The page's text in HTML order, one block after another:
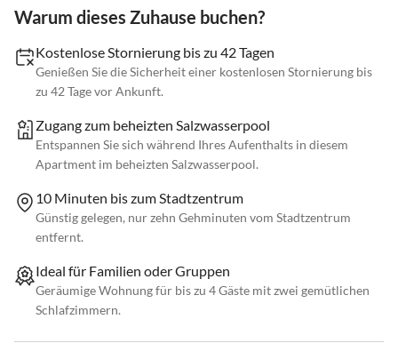
Warum dieses Zuhause buchen?
Kostenlose Stornierung bis zu 42 Tagen
Genießen Sie die Sicherheit einer kostenlosen Stornierung bis
zu 42 Tage vor Ankunft.
Zugang zum beheizten Salzwasserpool
Entspannen Sie sich während Ihres Aufenthalts in diesem
Apartment im beheizten Salzwasserpool.
10 Minuten bis zum Stadtzentrum
Günstig gelegen, nur zehn Gehminuten vom Stadtzentrum
entfernt.
Ideal für Familien oder Gruppen
Geräumige Wohnung für bis zu 4 Gäste mit zwei gemütlichen
Schlafzimmern.